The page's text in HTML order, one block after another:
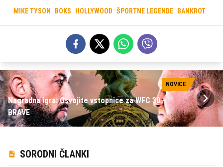
MIKE TYSON BOKS HOLLYWOOD ŠPORTNE LEGENDE BANKROT
NOVICE
Nagradna igra: Osvojite vstopnice za WFC 30 –
BRAVE
SORODNI ČLANKI